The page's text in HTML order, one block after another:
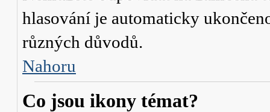
hlasování je automaticky
různých důvodů.
Nahoru
Co jsou ikony témat?